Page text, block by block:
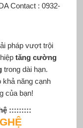
Contact : 0932-
pháp vượt trội
tăng cường
trong dài hạn.
khả năng cạnh
của bạn!
:::::::::